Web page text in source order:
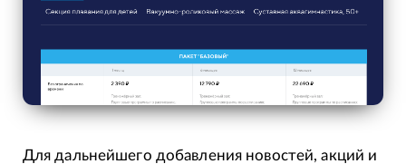
Для дальнейшего добавления новостей, акций и